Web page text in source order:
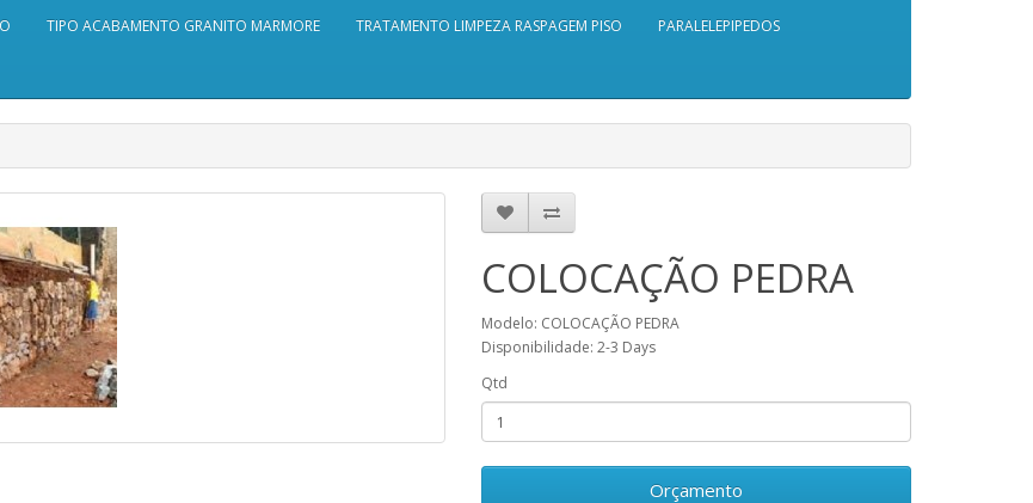
TIPO ACABAMENTO GRANITO MARMORE TRATAMENTO LIMPEZA RASPAGEM PISO PARALELEPIPEDOS
COLOCAÇÃO PEDRA
Modelo: COLOCAÇÃO PEDRA
Disponibilidade: 2-3 Days
Qtd
Orçamento